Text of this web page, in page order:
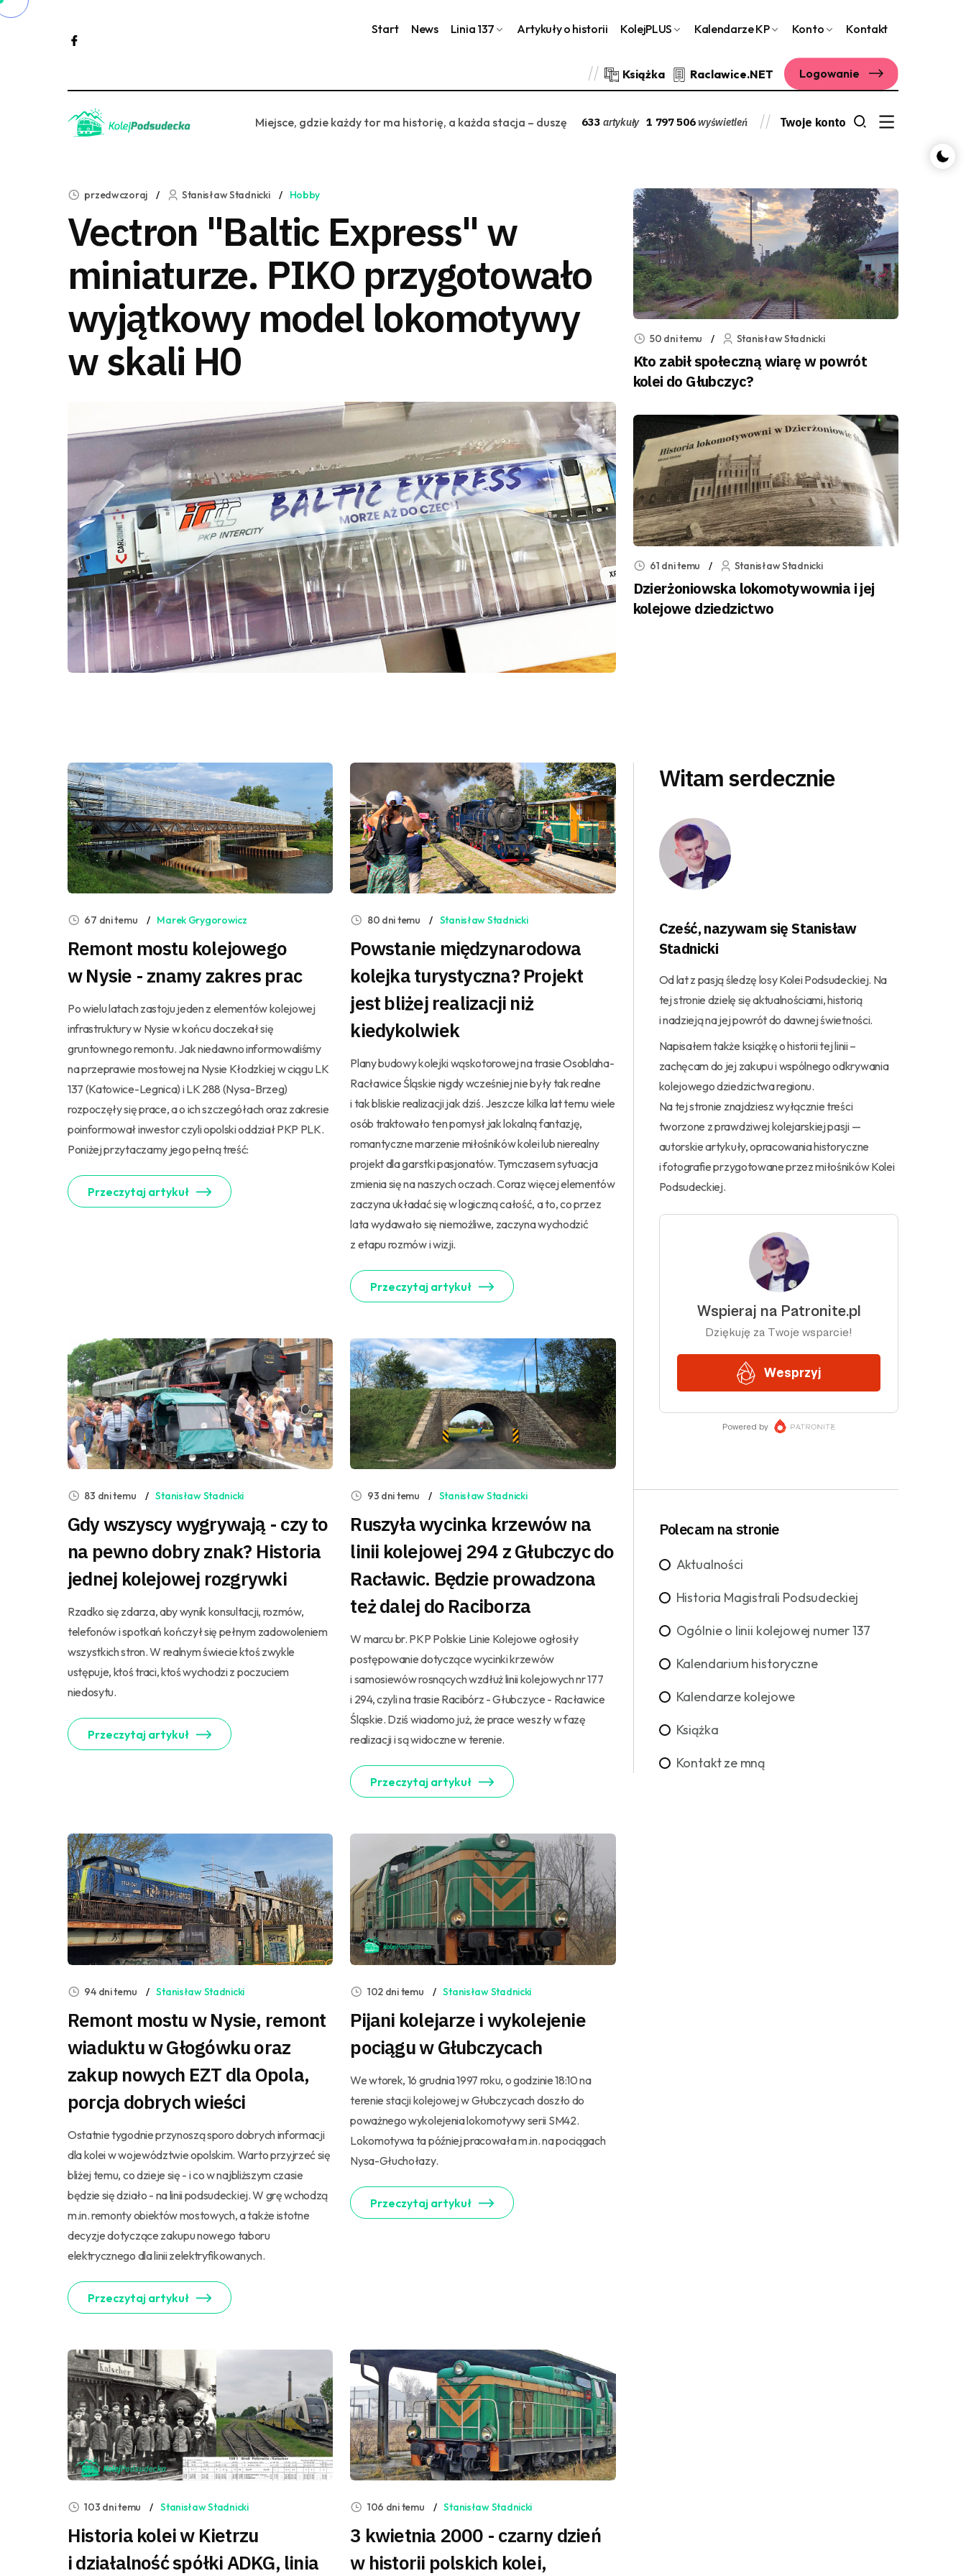
Start News Linia 137 Artykuły o historii KolejPLUS Kalendarze KP Konto Kontakt
Książka Raclawice.NET Logowanie
Miejsce, gdzie każdy tor ma historię, a każda stacja – duszę 633artykuły 1 797 506 wyświetleń Twoje konto
przedwczoraj Stanisław Stadnicki Hobby
Vectron "Baltic Express" w
miniaturze. PIKO przygotowało
wyjątkowy model lokomotywy
w skali H0
50 dni temu Stanisław Stadnicki
Kto zabił społeczną wiarę w powrót
kolei do Głubczyc?
61 dni temu Stanisław Stadnicki
Dzierżoniowska lokomotywownia i jej
kolejowe dziedzictwo
67 dni temu Marek Grygorowicz
Remont mostu kolejowego
w Nysie - znamy zakres prac
Po wielu latach zastoju jeden z elementów kolejowej
infrastruktury w Nysie w końcu doczekał się
gruntownego remontu. Jak niedawno informowaliśmy
na przeprawie mostowej na Nysie Kłodzkiej w ciągu LK
137 (Katowice-Legnica) i LK 288 (Nysa-Brzeg)
rozpoczęły się prace, a o ich szczegółach oraz zakresie
poinformował inwestor czyli opolski oddział PKP PLK.
Poniżej przytaczamy jego pełną treść:
Przeczytaj artykuł
80 dni temu Stanisław Stadnicki
Powstanie międzynarodowa
kolejka turystyczna? Projekt
jest bliżej realizacji niż
kiedykolwiek
Plany budowy kolejki wąskotorowej na trasie Osoblaha-
Racławice Śląskie nigdy wcześniej nie były tak realne
i tak bliskie realizacji jak dziś. Jeszcze kilka lat temu wiele
osób traktowało ten pomysł jak lokalną fantazję,
romantyczne marzenie miłośników kolei lub nierealny
projekt dla garstki pasjonatów. Tymczasem sytuacja
zmienia się na naszych oczach. Coraz więcej elementów
zaczyna układać się w logiczną całość, a to, co przez
lata wydawało się niemożliwe, zaczyna wychodzić
z etapu rozmów i wizji.
Przeczytaj artykuł
83 dni temu Stanisław Stadnicki
Gdy wszyscy wygrywają - czy to
na pewno dobry znak? Historia
jednej kolejowej rozgrywki
Rzadko się zdarza, aby wynik konsultacji, rozmów,
telefonów i spotkań kończył się pełnym zadowoleniem
wszystkich stron. W realnym świecie ktoś zwykle
ustępuje, ktoś traci, ktoś wychodzi z poczuciem
niedosytu.
Przeczytaj artykuł
93 dni temu Stanisław Stadnicki
Ruszyła wycinka krzewów na
linii kolejowej 294 z Głubczyc do
Racławic. Będzie prowadzona
też dalej do Raciborza
W marcu br. PKP Polskie Linie Kolejowe ogłosiły
postępowanie dotyczące wycinki krzewów
i samosiewów rosnących wzdłuż linii kolejowych nr 177
i 294, czyli na trasie Racibórz - Głubczyce - Racławice
Śląskie. Dziś wiadomo już, że prace weszły w fazę
realizacji i są widoczne w terenie.
Przeczytaj artykuł
94 dni temu Stanisław Stadnicki
Remont mostu w Nysie, remont
wiaduktu w Głogówku oraz
zakup nowych EZT dla Opola,
porcja dobrych wieści
Ostatnie tygodnie przynoszą sporo dobrych informacji
dla kolei w województwie opolskim. Warto przyjrzeć się
bliżej temu, co dzieje się - i co w najbliższym czasie
będzie się działo - na linii podsudeckiej. W grę wchodzą
m.in. remonty obiektów mostowych, a także istotne
decyzje dotyczące zakupu nowego taboru
elektrycznego dla linii zelektryfikowanych.
Przeczytaj artykuł
102 dni temu Stanisław Stadnicki
Pijani kolejarze i wykolejenie
pociągu w Głubczycach
We wtorek, 16 grudnia 1997 roku, o godzinie 18:10 na
terenie stacji kolejowej w Głubczycach doszło do
poważnego wykolejenia lokomotywy serii SM42.
Lokomotywa ta później pracowała m.in. na pociągach
Nysa-Głuchołazy.
Przeczytaj artykuł
103 dni temu Stanisław Stadnicki
Historia kolei w Kietrzu
i działalność spółki ADKG, linia
106 dni temu Stanisław Stadnicki
3 kwietnia 2000 - czarny dzień
w historii polskich kolei,
Witam serdecznie
Cześć, nazywam się Stanisław
Stadnicki
Od lat z pasją śledzę losy Kolei Podsudeckiej. Na
tej stronie dzielę się aktualnościami, historią
i nadzieją na jej powrót do dawnej świetności.
Napisałem także książkę o historii tej linii –
zachęcam do jej zakupu i wspólnego odkrywania
kolejowego dziedzictwa regionu.
Na tej stronie znajdziesz wyłącznie treści
tworzone z prawdziwej kolejarskiej pasji —
autorskie artykuły, opracowania historyczne
i fotografie przygotowane przez miłośników Kolei
Podsudeckiej.
Polecam na stronie
Aktualności
Historia Magistrali Podsudeckiej
Ogólnie o linii kolejowej numer 137
Kalendarium historyczne
Kalendarze kolejowe
Książka
Kontakt ze mną